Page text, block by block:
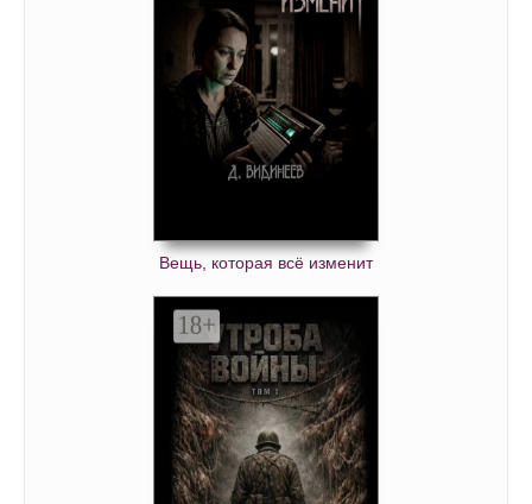
Вещь, которая всё изменит